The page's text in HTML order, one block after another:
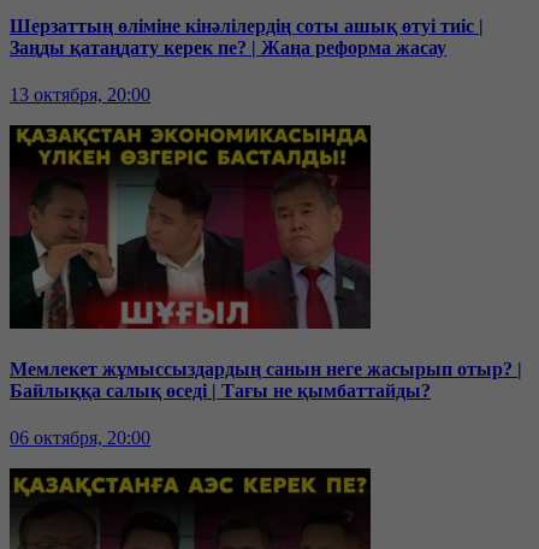
Шерзаттың өліміне кінәлілердің соты ашық өтуі тиіс |
Заңды қатаңдату керек пе? | Жаңа реформа жасау
13 октября, 20:00
Мемлекет жұмыссыздардың санын неге жасырып отыр? |
Байлыққа салық өседі | Тағы не қымбаттайды?
06 октября, 20:00